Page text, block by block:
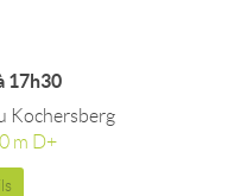
17h30
Kochersberg
m D+